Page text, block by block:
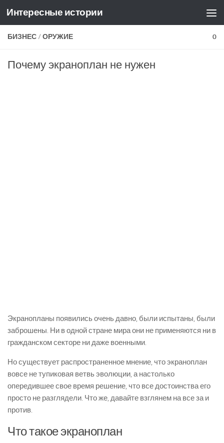
Skip to content
Интересные истории
БИЗНЕС/ОРУЖИЕ 0
Почему экраноплан не нужен
Экранопланы появились очень давно, были испытаны, были
заброшены. Ни в одной стране мира они не применяются ни в
гражданском секторе ни даже военными.
Но существует распространенное мнение, что экраноплан
вовсе не тупиковая ветвь эволюции, а настолько
опередившее свое время решение, что все достоинства его
просто не разглядели. Что же, давайте взглянем на все за и
против.
Что такое экраноплан